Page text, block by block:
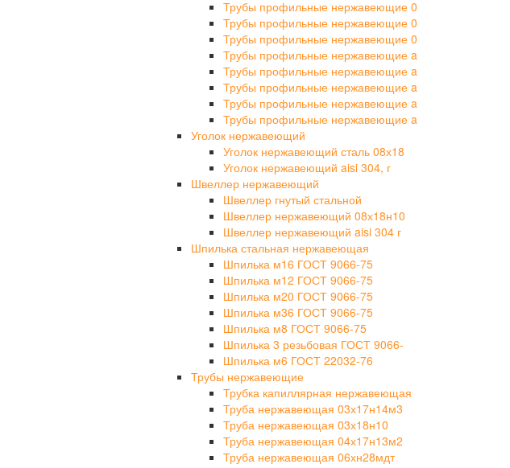
Трубы профильные нержавеющие 0
Трубы профильные нержавеющие 0
Трубы профильные нержавеющие 0
Трубы профильные нержавеющие a
Трубы профильные нержавеющие a
Трубы профильные нержавеющие a
Трубы профильные нержавеющие a
Трубы профильные нержавеющие a
Уголок нержавеющий
Уголок нержавеющий сталь 08х18
Уголок нержавеющий aisi 304, г
Швеллер нержавеющий
Швеллер гнутый стальной
Швеллер нержавеющий 08х18н10
Швеллер нержавеющий aisi 304 г
Шпилька стальная нержавеющая
Шпилька м16 ГОСТ 9066-75
Шпилька м12 ГОСТ 9066-75
Шпилька м20 ГОСТ 9066-75
Шпилька м36 ГОСТ 9066-75
Шпилька м8 ГОСТ 9066-75
Шпилька 3 резьбовая ГОСТ 9066-
Шпилька м6 ГОСТ 22032-76
Трубы нержавеющие
Трубка капиллярная нержавеющая
Труба нержавеющая 03х17н14м3
Труба нержавеющая 03х18н10
Труба нержавеющая 04х17н13м2
Труба нержавеющая 06хн28мдт